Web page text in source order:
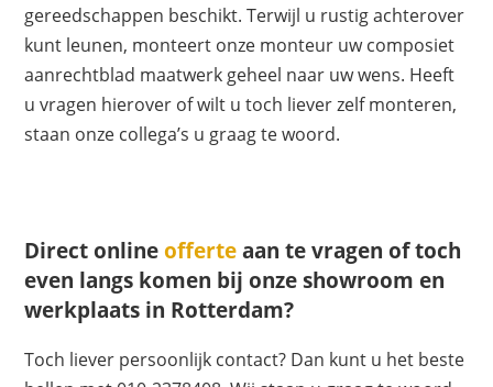
gereedschappen beschikt. Terwijl u rustig achterover
kunt leunen, monteert onze monteur uw composiet
aanrechtblad maatwerk geheel naar uw wens. Heeft
u vragen hierover of wilt u toch liever zelf monteren,
staan onze collega’s u graag te woord.
Direct onlineofferteaan te vragen of toch
even langs komen bij onze showroom en
werkplaats in Rotterdam?
Toch liever persoonlijk contact? Dan kunt u het beste